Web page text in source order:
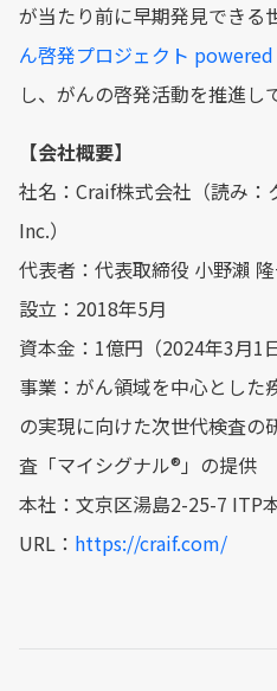
が当たり前に早期発見できる
ん啓発プロジェクト
し、がんの啓発活動を推進し
【会社概要】
社名：Craif株式会社（読み
Inc.）
代表者：代表取締役 小野瀨
設立：2018年5月
資本金：1億円（2024年3月1
事業：がん領域を中心とした
の実現に向けた次世代検査の
査「マイシグナル®︎」の提供
本社：文京区湯島2-25-7 ITP
URL： https://craif.com/